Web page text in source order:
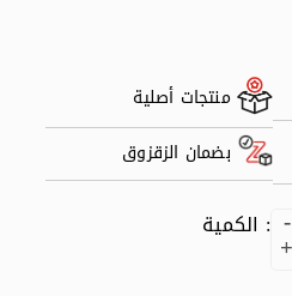
منتجات أصلية
بضمان الزقزوق
: الكمية